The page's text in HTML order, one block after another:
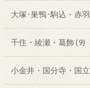
大塚･巣鴨･駒込・赤羽
千住・綾瀬・葛飾(9)
小金井・国分寺・国立